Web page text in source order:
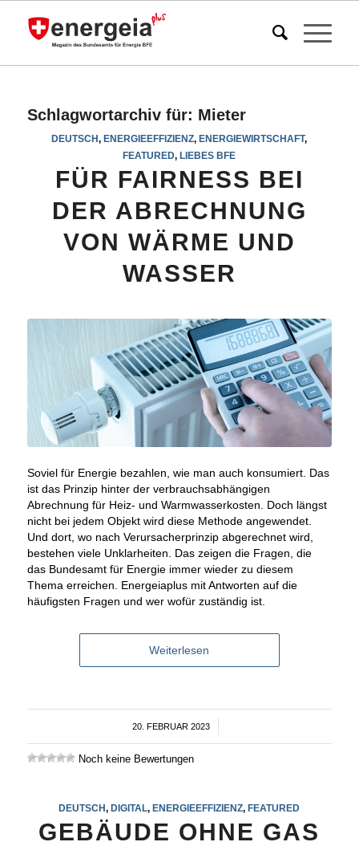
Schlagwortarchiv für: Mieter
DEUTSCH,ENERGIEEFFIZIENZ,ENERGIEWIRTSCHAFT,
FEATURED,LIEBES BFE
FÜR FAIRNESS BEI
DER ABRECHNUNG
VON WÄRME UND
WASSER
Soviel für Energie bezahlen, wie man auch konsumiert. Das
ist das Prinzip hinter der verbrauchsabhängigen
Abrechnung für Heiz- und Warmwasserkosten. Doch längst
nicht bei jedem Objekt wird diese Methode angewendet.
Und dort, wo nach Verursacherprinzip abgerechnet wird,
bestehen viele Unklarheiten. Das zeigen die Fragen, die
das Bundesamt für Energie immer wieder zu diesem
Thema erreichen. Energeiaplus mit Antworten auf die
häufigsten Fragen und wer wofür zuständig ist.
Weiterlesen
20. FEBRUAR 2023
/
Noch keine Bewertungen
DEUTSCH,DIGITAL,ENERGIEEFFIZIENZ,FEATURED
GEBÄUDE OHNE GAS